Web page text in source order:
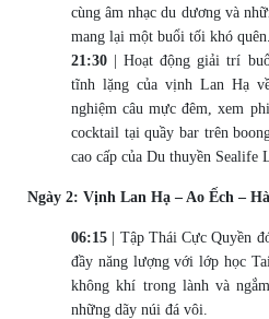
cùng âm nhạc du dương và
mang lại một buổi tối khó quên.
21:30
| Hoạt động giải trí
tĩnh lặng của vịnh Lan Hạ
nghiệm câu mực đêm, xem
cocktail tại quầy bar trên
cao cấp của Du thuyền Sealife
Ngày 2: Vịnh Lan Hạ – Ao Ếch –
06:15 | Tập Thái Cực Quyền
đầy năng lượng với lớp học
không khí trong lành và
những dãy núi đá vôi.